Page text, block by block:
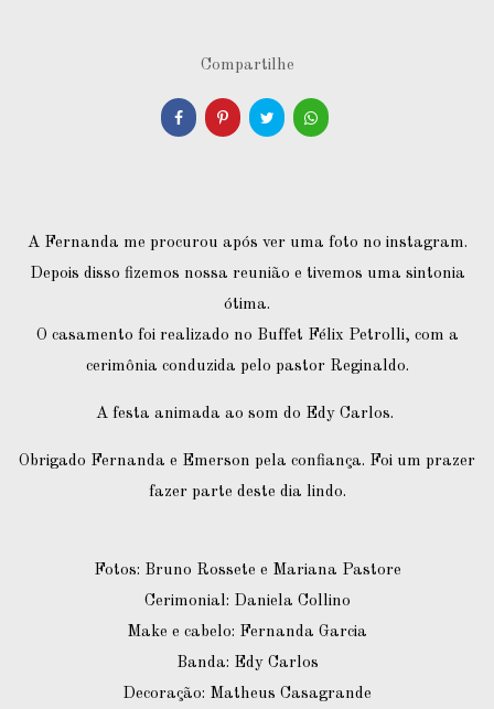
Compartilhe
A Fernanda me procurou após ver uma foto no instagram.
Depois disso fizemos nossa reunião e tivemos uma sintonia
ótima.
O casamento foi realizado no Buffet Félix Petrolli, com a
cerimônia conduzida pelo pastor Reginaldo.
A festa animada ao som do Edy Carlos.
Obrigado Fernanda e Emerson pela confiança. Foi um prazer
fazer parte deste dia lindo.
Fotos: Bruno Rossete e Mariana Pastore
Cerimonial: Daniela Collino
Make e cabelo: Fernanda Garcia
Banda: Edy Carlos
Decoração: Matheus Casagrande